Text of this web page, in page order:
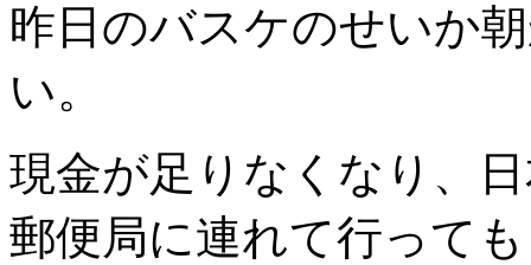
昨日のバスケのせいか
い。
現金が足りなくなり、
郵便局に連れて行っても